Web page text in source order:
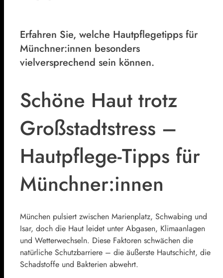
Erfahren Sie, welche Hautpflegetipps für
Münchner:innen besonders
vielversprechend sein können.
Schöne Haut trotz
Großstadtstress –
Hautpflege-Tipps für
Münchner:innen
München pulsiert zwischen Marienplatz, Schwabing und
Isar, doch die Haut leidet unter Abgasen, Klimaanlagen
und Wetterwechseln. Diese Faktoren schwächen die
natürliche Schutzbarriere – die äußerste Hautschicht, die
Schadstoffe und Bakterien abwehrt.